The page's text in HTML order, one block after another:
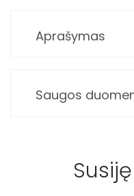
Aprašymas
Saugos